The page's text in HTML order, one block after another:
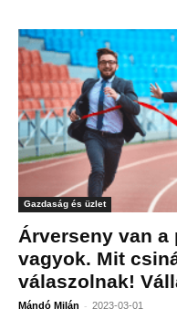
Gazdaság és üzlet
Árverseny van
vagyok. Mit
válaszolnak!
Mándó Milán - 2023-03-01